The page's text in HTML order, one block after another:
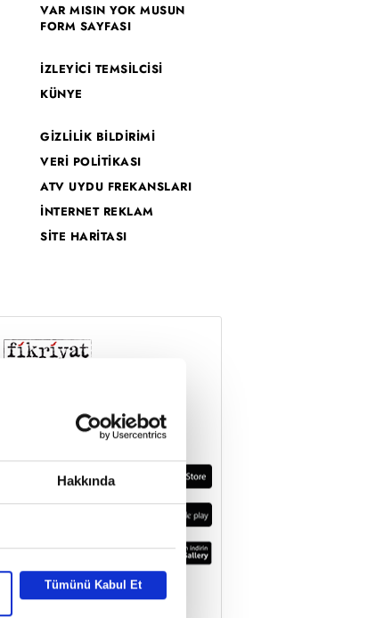
Hakkında
Tümünü Kabul Et
VAR MISIN YOK MUSUN
FORM SAYFASI
İZLEYİCİ TEMSİLCİSİ
KÜNYE
GİZLİLİK BİLDİRİMİ
VERİ POLİTİKASI
ATV UYDU FREKANSLARI
İNTERNET REKLAM
SİTE HARİTASI